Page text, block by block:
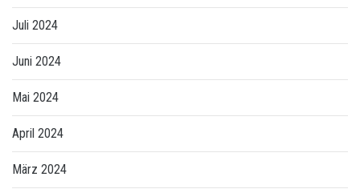
Juli 2024
Juni 2024
Mai 2024
April 2024
März 2024